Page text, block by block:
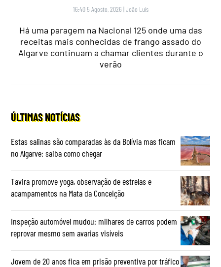
16:40 5 Agosto, 2026 |João Luís
Há uma paragem na Nacional 125 onde uma das
receitas mais conhecidas de frango assado do
Algarve continuam a chamar clientes durante o
verão
ÚLTIMAS NOTÍCIAS
Estas salinas são comparadas às da Bolívia mas ficam
no Algarve: saiba como chegar
Tavira promove yoga, observação de estrelas e
acampamentos na Mata da Conceição
Inspeção automóvel mudou: milhares de carros podem
reprovar mesmo sem avarias visíveis
Jovem de 20 anos fica em prisão preventiva por tráfico